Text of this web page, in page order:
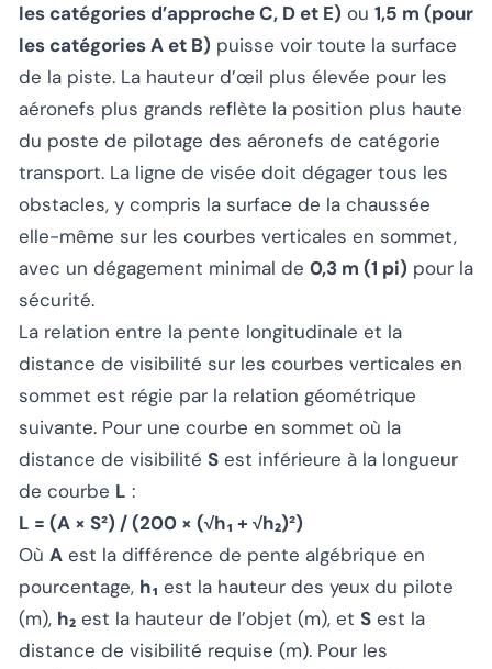
les catégories d’approche C, D et E) ou 1,5 m (pour
les catégories A et B) puisse voir toute la surface
de la piste. La hauteur d’œil plus élevée pour les
aéronefs plus grands reflète la position plus haute
du poste de pilotage des aéronefs de catégorie
transport. La ligne de visée doit dégager tous les
obstacles, y compris la surface de la chaussée
elle-même sur les courbes verticales en sommet,
avec un dégagement minimal de 0,3 m (1 pi) pour la
sécurité.
La relation entre la pente longitudinale et la
distance de visibilité sur les courbes verticales en
sommet est régie par la relation géométrique
suivante. Pour une courbe en sommet où la
distance de visibilité S est inférieure à la longueur
de courbe L :
L = (A × S²) / (200 × (√h₁ + √h₂)²)
Où A est la différence de pente algébrique en
pourcentage, h₁ est la hauteur des yeux du pilote
(m), h₂ est la hauteur de l’objet (m), et S est la
distance de visibilité requise (m). Pour les